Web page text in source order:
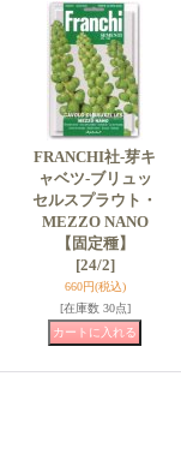
FRANCHI社-芽キ
ャベツ-ブリュッ
セルスプラウト・
MEZZO NANO
【固定種】
[24/2]
660円(税込)
[在庫数 30点]